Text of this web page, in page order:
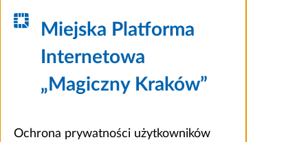
Miejska Platforma
Internetowa
„Magiczny Kraków”
Ochrona prywatności użytkowników